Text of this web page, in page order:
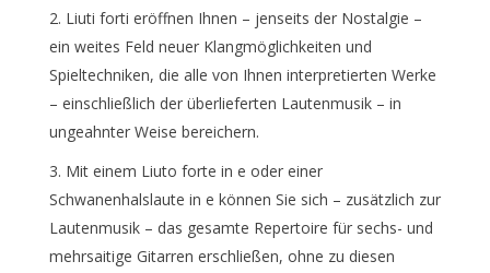
Liuti forti eröffnen Ihnen – jenseits der Nostalgie –
ein weites Feld neuer Klangmöglichkeiten und
Spieltechniken, die alle von Ihnen interpretierten Werke
– einschließlich der überlieferten Lautenmusik – in
ungeahnter Weise bereichern.
Mit einem Liuto forte in e oder einer
Schwanenhalslaute in e können Sie sich – zusätzlich zur
Lautenmusik – das gesamte Repertoire für sechs- und
mehrsaitige Gitarren erschließen, ohne zu diesen